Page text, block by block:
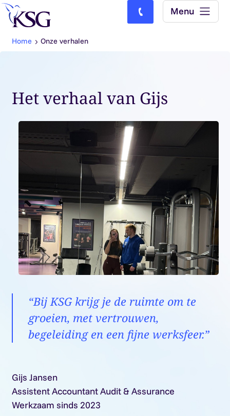
Skip to content
Bel ons: (0)77-4740000
Menu
Home Onze verhalen
Het verhaal van Gijs
“Bij KSG krijg je de ruimte om te
groeien, met vertrouwen,
begeleiding en een fijne werksfeer.”
Gijs Jansen
Assistent Accountant Audit & Assurance
Werkzaam sinds 2023